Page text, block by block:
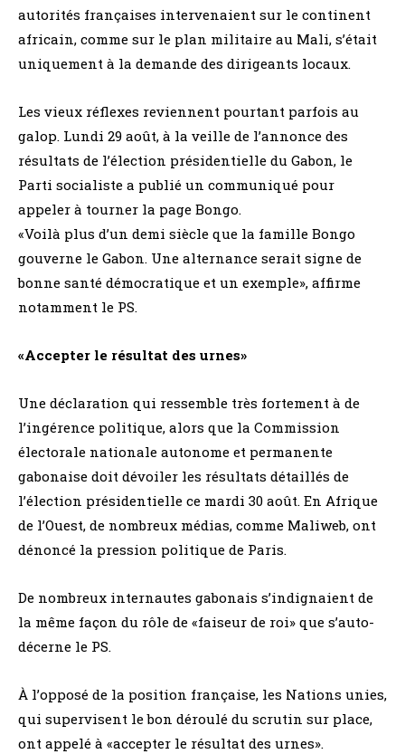
autorités françaises intervenaient sur le continent
africain, comme sur le plan militaire au Mali, s’était
uniquement à la demande des dirigeants locaux.
Les vieux réflexes reviennent pourtant parfois au
galop. Lundi 29 août, à la veille de l’annonce des
résultats de l’élection présidentielle du Gabon, le
Parti socialiste a publié un communiqué pour
appeler à tourner la page Bongo.
«Voilà plus d’un demi siècle que la famille Bongo
gouverne le Gabon. Une alternance serait signe de
bonne santé démocratique et un exemple», affirme
notamment le PS.
«Accepter le résultat des urnes»
Une déclaration qui ressemble très fortement à de
l’ingérence politique, alors que la Commission
électorale nationale autonome et permanente
gabonaise doit dévoiler les résultats détaillés de
l’élection présidentielle ce mardi 30 août. En Afrique
de l’Ouest, de nombreux médias, comme Maliweb, ont
dénoncé la pression politique de Paris.
De nombreux internautes gabonais s’indignaient de
la même façon du rôle de «faiseur de roi» que s’auto-
décerne le PS.
À l’opposé de la position française, les Nations unies,
qui supervisent le bon déroulé du scrutin sur place,
ont appelé à «accepter le résultat des urnes».